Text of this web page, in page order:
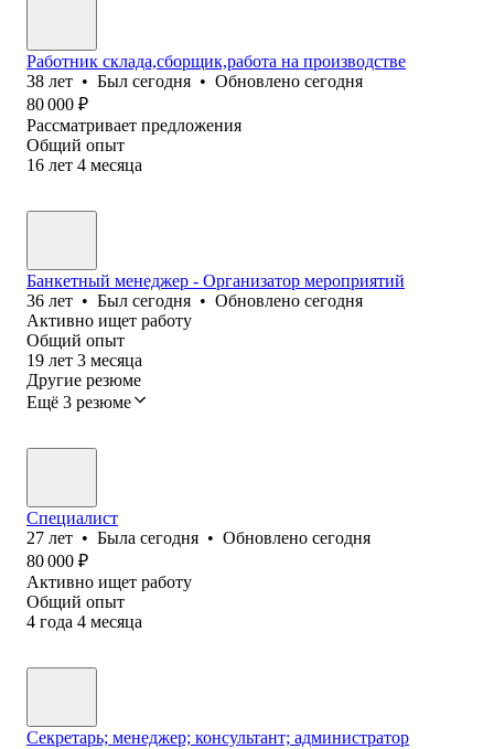
Работник склада,сборщик,работа на производстве
38 лет • Был сегодня • Обновлено сегодня
80 000 ₽
Рассматривает предложения
Общий опыт
16 лет 4 месяца
Банкетный менеджер - Организатор мероприятий
36 лет • Был сегодня • Обновлено сегодня
Активно ищет работу
Общий опыт
19 лет 3 месяца
Другие резюме
Ещё 3 резюме
Специалист
27 лет • Была сегодня • Обновлено сегодня
80 000 ₽
Активно ищет работу
Общий опыт
4 года 4 месяца
Секретарь; менеджер; консультант; администратор